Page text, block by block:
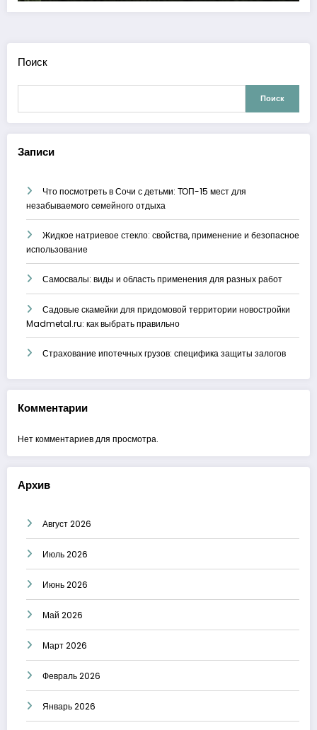
Поиск
Поиск
Записи
Что посмотреть в Сочи с детьми: ТОП-15 мест для
незабываемого семейного отдыха
Жидкое натриевое стекло: свойства, применение и безопасное
использование
Самосвалы: виды и область применения для разных работ
Садовые скамейки для придомовой территории новостройки
Madmetal.ru: как выбрать правильно
Страхование ипотечных грузов: специфика защиты залогов
Комментарии
Нет комментариев для просмотра.
Архив
Август 2026
Июль 2026
Июнь 2026
Май 2026
Март 2026
Февраль 2026
Январь 2026